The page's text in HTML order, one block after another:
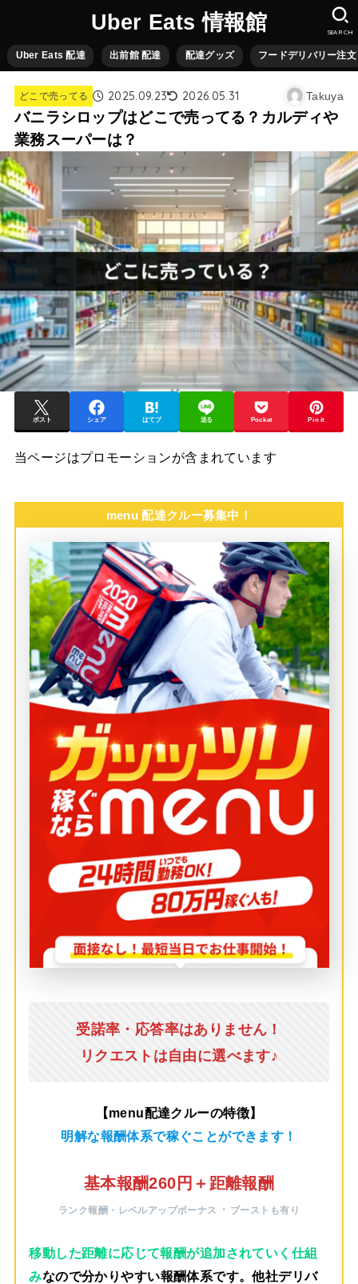
Uber Eats 情報館
Uber Eats 配達 出前館 配達 配達グッズ フードデリバリー注文
SEARCH
どこで売ってる 2025.09.23 2026.05.31 Takuya
バニラシロップはどこで売ってる？カルディや
業務スーパーは？
ポスト シェア はてブ 送る Pocket Pin it
当ページはプロモーションが含まれています
menu 配達クルー募集中！
受諾率・応答率はありません！
リクエストは自由に選べます♪
【menu配達クルーの特徴】
明解な報酬体系で稼ぐことができます！
基本報酬260円＋距離報酬
ランク報酬・レベルアップボーナス ・ ブーストも有り
移動した距離に応じて報酬が追加されていく仕組
みなので分かりやすい報酬体系です。他社デリバ